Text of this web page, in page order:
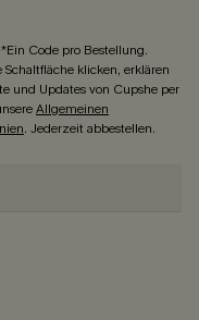
Code pro Bestellung.
klicken, erklären
und Updates von Cupshe per
Allgemeinen
. Jederzeit abbestellen.